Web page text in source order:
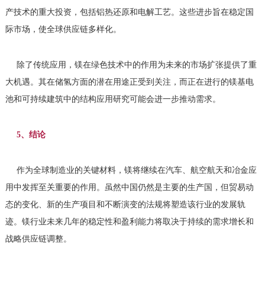
产技术的重大投资，包括铝热还原和电解工艺。这些进步旨在稳定国
际市场，使全球供应链多样化。
除了传统应用，镁在绿色技术中的作用为未来的市场扩张提供了重
大机遇。其在储氢方面的潜在用途正受到关注，而正在进行的镁基电
池和可持续建筑中的结构应用研究可能会进一步推动需求。
5、结论
作为全球制造业的关键材料，镁将继续在汽车、航空航天和冶金应
用中发挥至关重要的作用。虽然中国仍然是主要的生产国，但贸易动
态的变化、新的生产项目和不断演变的法规将塑造该行业的发展轨
迹。镁行业未来几年的稳定性和盈利能力将取决于持续的需求增长和
战略供应链调整。